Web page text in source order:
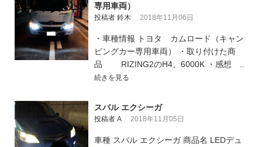
専用車両）
投稿者 鈴木 2018年11月06日
・車種情報 トヨタ カムロード（キャン
ピングカー専用車両） ・取り付けた商
品 RIZING2のH4、6000K ・感想 ..
続きを見る
スバル エクシーガ
投稿者 A 2018年11月05日
車種 スバル エクシーガ 商品名 LEDデュ